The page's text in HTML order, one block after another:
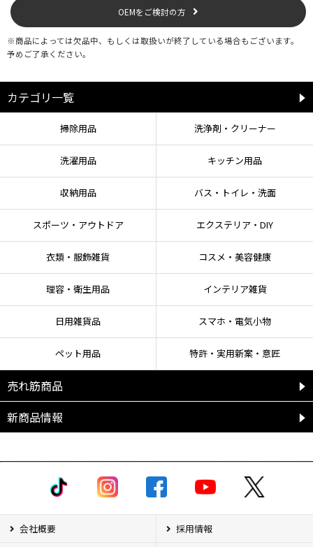
OEMをご検討の方
※商品によっては欠品中、もしくは取扱いが終了している場合もございます。
予めご了承ください。
カテゴリ一覧
掃除用品 洗浄剤・クリーナー
洗濯用品 キッチン用品
収納用品 バス・トイレ・洗面
スポーツ・アウトドア エクステリア・DIY
衣類・服飾雑貨 コスメ・美容健康
理容・衛生用品 インテリア雑貨
日用雑貨品 スマホ・電気小物
ペット用品 特許・実用新案・意匠
売れ筋商品
新商品情報
会社概要 採用情報